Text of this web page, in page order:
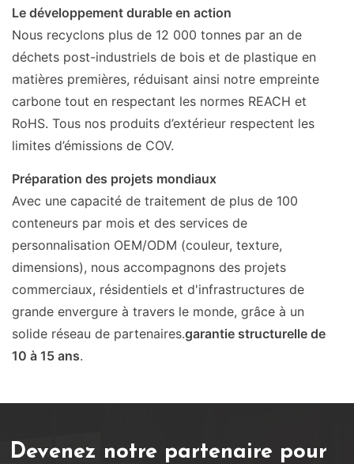
Le développement durable en action
Nous recyclons plus de 12 000 tonnes par an de
déchets post-industriels de bois et de plastique en
matières premières, réduisant ainsi notre empreinte
carbone tout en respectant les normes REACH et
RoHS. Tous nos produits d’extérieur respectent les
limites d’émissions de COV.
Préparation des projets mondiaux
Avec une capacité de traitement de plus de 100
conteneurs par mois et des services de
personnalisation OEM/ODM (couleur, texture,
dimensions), nous accompagnons des projets
commerciaux, résidentiels et d'infrastructures de
grande envergure à travers le monde, grâce à un
solide réseau de partenaires.garantie structurelle de
10 à 15 ans.
Devenez notre partenaire pour